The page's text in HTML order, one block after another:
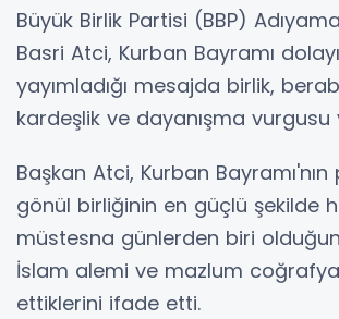
Büyük Birlik Partisi (BBP)
Basri Atci, Kurban Bayramı
yayımladığı mesajda birlik,
kardeşlik ve dayanışma vurgusu
Başkan Atci, Kurban
gönül birliğinin en güçlü şekilde
müstesna günlerden biri
İslam alemi ve mazlum
ettiklerini ifade etti.